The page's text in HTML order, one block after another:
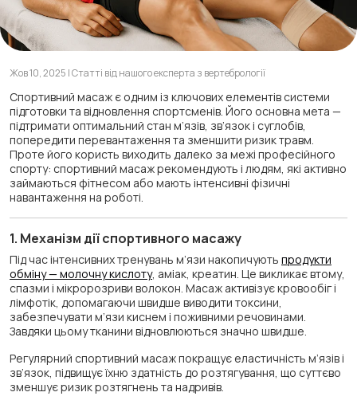
Жов 10, 2025 | Статті від нашого експерта з вертебрології
Спортивний масаж є одним із ключових елементів системи
підготовки та відновлення спортсменів. Його основна мета —
підтримати оптимальний стан м’язів, зв’язок і суглобів,
попередити перевантаження та зменшити ризик травм.
Проте його користь виходить далеко за межі професійного
спорту: спортивний масаж рекомендують і людям, які активно
займаються фітнесом або мають інтенсивні фізичні
навантаження на роботі.
1. Механізм дії спортивного масажу
Під час інтенсивних тренувань м’язи накопичують продукти
обміну — молочну кислоту, аміак, креатин. Це викликає втому,
спазми і мікророзриви волокон. Масаж активізує кровообіг і
лімфотік, допомагаючи швидше виводити токсини,
забезпечувати м’язи киснем і поживними речовинами.
Завдяки цьому тканини відновлюються значно швидше.
Регулярний спортивний масаж покращує еластичність м’язів і
зв’язок, підвищує їхню здатність до розтягування, що суттєво
зменшує ризик розтягнень та надривів.